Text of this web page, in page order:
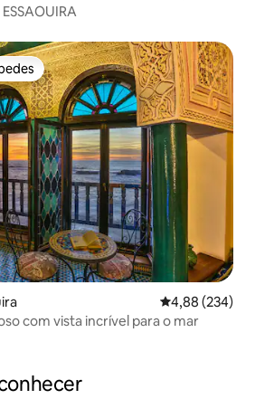
dos hóspedes
4,88 de uma
4,88 (234)
com vista incrível para o mar